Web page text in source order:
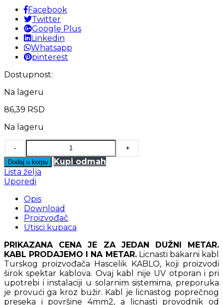
Facebook
Twitter
Google Plus
Linkedin
Whatsapp
pinterest
Dostupnost:
Na lageru
86,39 RSD
Na lageru
- +
Dodaj u korpu
Kupi odmah
Lista želja
Uporedi
Opis
Download
Proizvođač
Utisci kupaca
PRIKAZANA CENA JE ZA JEDAN DUŽNI METAR.
KABL PRODAJEMO I NA METAR.Licnasti bakarni kabl
Turskog proizvođača Hascelik KABLO, koji proizvodi
širok spektar kablova. Ovaj kabl nije UV otporan i pri
upotrebi i instalaciji u solarnim sistemima, preporuka
je provući ga kroz bužir. Kabl je licnastog poprečnog
preseka i površine 4mm2, a licnasti provodnik od